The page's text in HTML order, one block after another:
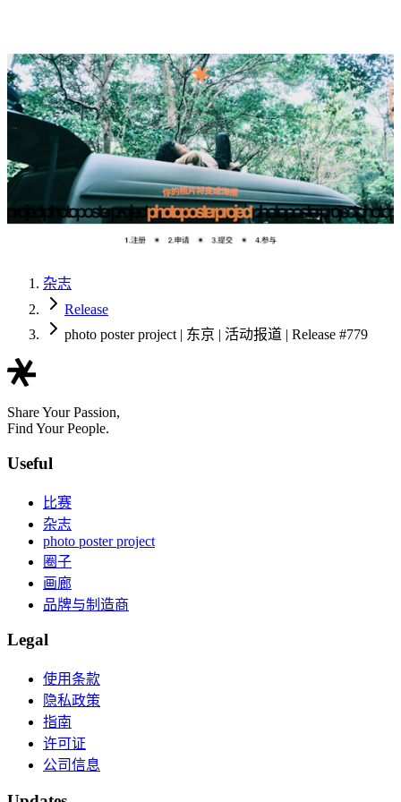
杂志
Release
photo poster project | 东京 | 活动报道 | Release #779
Share Your Passion,
Find Your People.
Useful
比赛
杂志
photo poster project
圈子
画廊
品牌与制造商
Legal
使用条款
隐私政策
指南
许可证
公司信息